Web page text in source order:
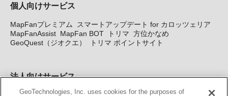
個人向けサービス
MapFanプレミアム
スマートアップデート for カロッツェリア
MapFanAssist MapFan BOT トリマ 方位かなめ
GeoQuest（ジオクエ）
トリマ ポイントサイト
法人向けサービス
GeoTechnologies, Inc. uses cookies for the purposes of